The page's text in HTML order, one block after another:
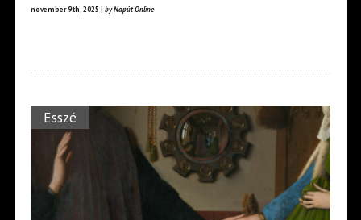
november 9th, 2025 | by Napút Online
Esszé